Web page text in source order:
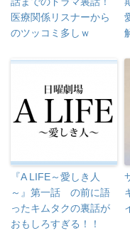
医療関係リスナーから
のツッコミ多しｗ
『A LIFE～愛しき人
～』第一話 の前に語
ったキムタクの裏話が
おもしろすぎる！！